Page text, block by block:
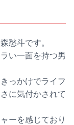
愁斗です。
い一面を持つ男
っかけでライフ
に気付かされて
ーを感じており